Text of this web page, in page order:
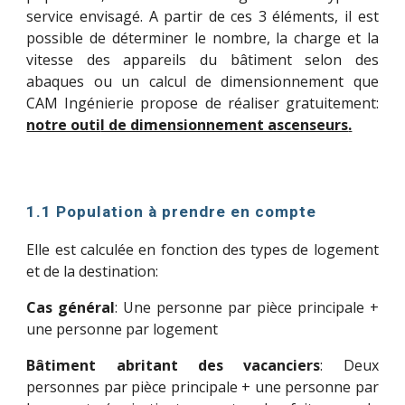
service envisagé. A partir de ces 3 éléments, il est
possible de déterminer le nombre, la charge et la
vitesse des appareils du bâtiment selon des
abaques ou un calcul de dimensionnement que
CAM Ingénierie propose de réaliser gratuitement:
notre outil de dimensionnement ascenseurs.
1.1 Population à prendre en compte
Elle est calculée en fonction des types de logement
et de la destination:
Cas général: Une personne par pièce principale +
une personne par logement
Bâtiment abritant des vacanciers: Deux
personnes par pièce principale + une personne par